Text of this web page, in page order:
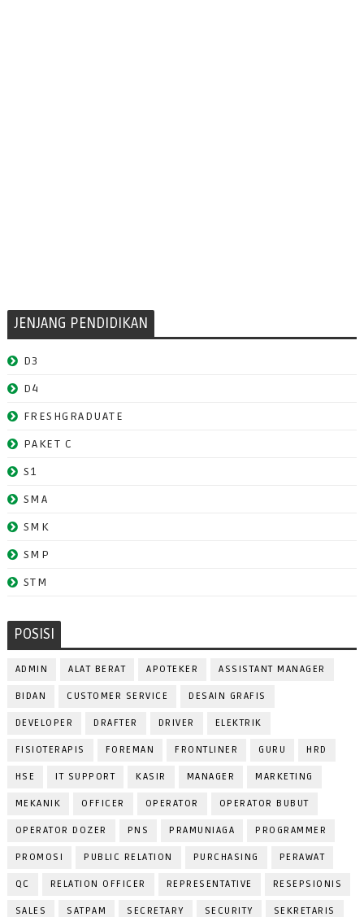
JENJANG PENDIDIKAN
D3
D4
FRESHGRADUATE
PAKET C
S1
SMA
SMK
SMP
STM
POSISI
ADMIN ALAT BERAT APOTEKER ASSISTANT MANAGER
BIDAN CUSTOMER SERVICE DESAIN GRAFIS
DEVELOPER DRAFTER DRIVER ELEKTRIK
FISIOTERAPIS FOREMAN FRONTLINER GURU HRD
HSE IT SUPPORT KASIR MANAGER MARKETING
MEKANIK OFFICER OPERATOR OPERATOR BUBUT
OPERATOR DOZER PNS PRAMUNIAGA PROGRAMMER
PROMOSI PUBLIC RELATION PURCHASING PERAWAT
QC RELATION OFFICER REPRESENTATIVE RESEPSIONIS
SALES SATPAM SECRETARY SECURITY SEKRETARIS